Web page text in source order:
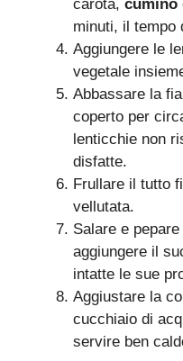
carota, cumino
minuti, il tempo
Aggiungere le
vegetale
Abbassare la
coperto per
lenticchie non
disfatte.
Frullare il tutto
vellutata.
Salare e
aggiungere il
intatte le sue
Aggiustare la
cucchiaio di
servire ben